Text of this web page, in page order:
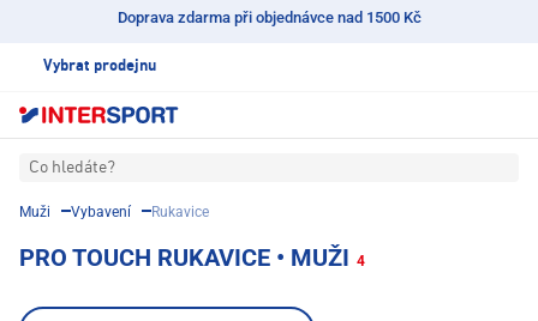
Doprava zdarma při objednávce nad 1500 Kč
Vybrat prodejnu
Co hledáte?
Muži Vybavení Rukavice
PRO TOUCH RUKAVICE • MUŽI 4